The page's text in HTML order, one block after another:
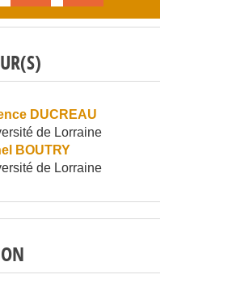
DUCREAU
de Lorraine
BOUTRY
de Lorraine